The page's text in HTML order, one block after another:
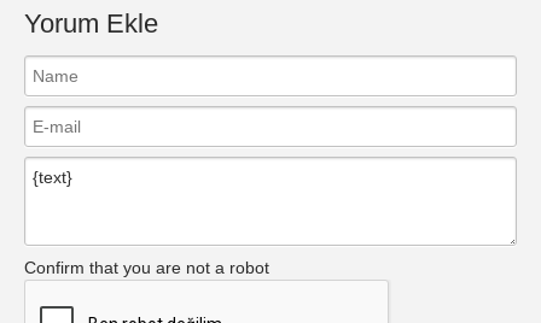
Yorum Ekle
Confirm that you are not a robot